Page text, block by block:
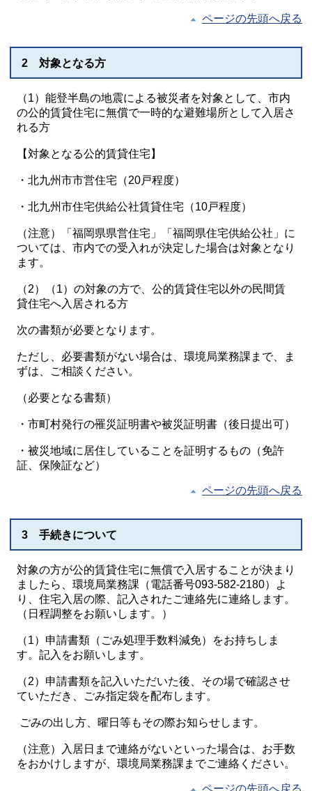
ページの先頭へ戻る
2 対象となる方
（1）能登半島の地震による被災者を対象として、市内
の公的賃貸住宅に無償で一時的な避難場所として入居さ
れる方
【対象となる公的賃貸住宅】
・北九州市市営住宅（20戸程度）
・北九州市住宅供給公社賃貸住宅（10戸程度）
（注意）「福岡県県営住宅」「福岡県住宅供給公社」に
ついては、市内での受入れが決定した場合は対象となり
ます。
（2）（1）の対象の方で、公的賃貸住宅以外の民間賃
貸住宅へ入居される方
次の書類が必要となります。
ただし、必要書類がない場合は、環境局業務課まで、ま
ずは、ご相談ください。
（必要となる書類）
・市町村発行の罹災証明書や被災証明書（後日提出可）
・被災地域に居住していることを証明するもの（免許
証、保険証など）
ページの先頭へ戻る
3 手続きについて
対象の方が公的賃貸住宅に無償で入居することが決まり
ましたら、環境局業務課（電話番号093-582-2180）よ
り、住宅入居の際、記入されたご連絡先に連絡します。
（日程調整をお願いします。）
（1）申請書類（ごみ処理手数料減免）をお持ちしま
す。記入をお願いします。
（2）申請書類を記入いただいた後、その場で確認させ
ていただき、ごみ指定袋を配布します。
ごみの出し方、曜日等もその際お知らせします。
（注意）入居日まで連絡がないといった場合は、お手数
をおかけしますが、環境局業務課までご連絡ください。
ページの先頭へ戻る